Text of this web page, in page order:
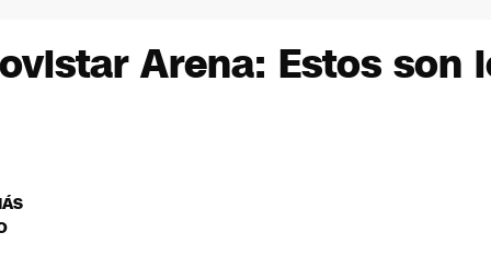
Arena: Estos son